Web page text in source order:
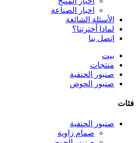
اخبار الصناعة
الأسئلة الشائعة
لماذا أخترتنا؟
اتصل بنا
بيت
منتجات
صنبور الحنفية
صنبور الحوض
فئات
صنبور الحنفية
صمام زاوية